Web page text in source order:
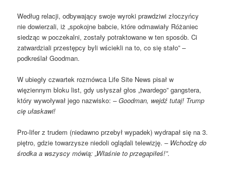
Według relacji, odbywający swoje wyroki prawdziwi złoczyńcy
nie dowierzali, iż „spokojne babcie, które odmawiały Różaniec
siedząc w poczekalni, zostały potraktowane w ten sposób. Ci
zatwardziali przestępcy byli wściekli na to, co się stało” –
podkreślał Goodman.
W ubiegły czwartek rozmówca Life Site News pisał w
więziennym bloku list, gdy usłyszał głos „twardego” gangstera,
który wywoływał jego nazwisko:– Goodman, wejdź tutaj! Trump
cię ułaskawi!
Pro-lifer z trudem (niedawno przebył wypadek) wydrapał się na 3.
piętro, gdzie towarzysze niedoli oglądali telewizję. – Wchodzę do
środka a wszyscy mówią: „Właśnie to przegapiłeś!”.